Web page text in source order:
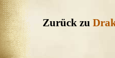
Zurück zu